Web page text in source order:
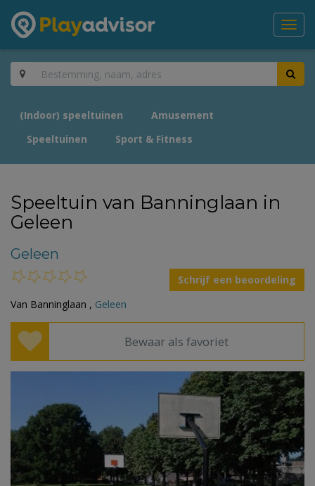
(Indoor) speeltuinen
Amusement
Speeltuinen
Sport & Fitness
Speeltuin van Banninglaan in
Geleen
Geleen
Schrijf een beoordeling
Van Banninglaan , Geleen
Bewaar als favoriet